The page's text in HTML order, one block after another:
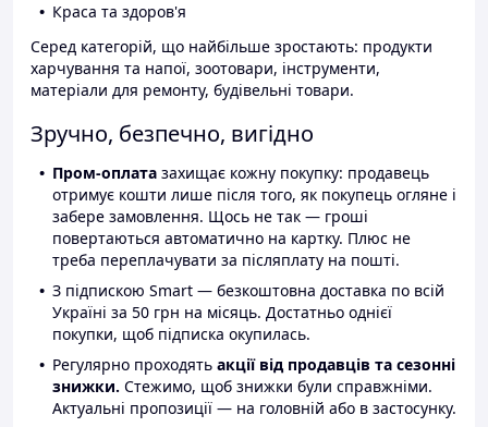
Краса та здоров'я
Серед категорій, що найбільше зростають: продукти
харчування та напої, зоотовари, інструменти,
матеріали для ремонту, будівельні товари.
Зручно, безпечно, вигідно
Пром-оплата захищає кожну покупку: продавець
отримує кошти лише після того, як покупець огляне і
забере замовлення. Щось не так — гроші
повертаються автоматично на картку. Плюс не
треба переплачувати за післяплату на пошті.
З підпискою Smart — безкоштовна доставка по всій
Україні за 50 грн на місяць. Достатньо однієї
покупки, щоб підписка окупилась.
Регулярно проходять акції від продавців та сезонні
знижки. Стежимо, щоб знижки були справжніми.
Актуальні пропозиції — на головній або в застосунку.